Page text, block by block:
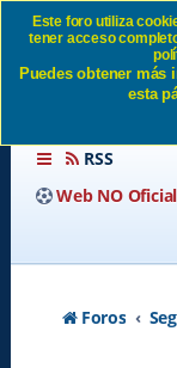
26/
RSS
Web NO
Foros
Este foro utiliza
tener acceso
Puedes obtener
esta